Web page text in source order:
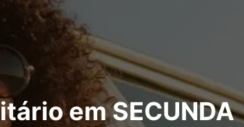
em SECUNDA